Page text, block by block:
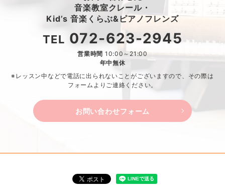
音楽教室クレール・
Kid’s 音楽くらぶ&ピアノフレンズ
TEL 072-623-2945
営業時間 10:00～21:00
年中無休
※レッスン中などで電話に出られないことがございますので、 その際は
フォームよりご連絡ください。
お問い合わせフォーム